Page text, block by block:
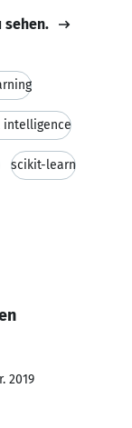
sehen.
intelligence
scikit-learn
2019